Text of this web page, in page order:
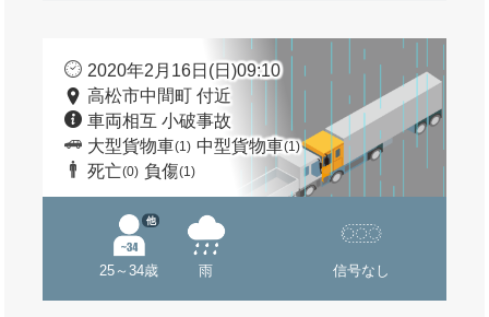
2020年2月16日(日)09:10
高松市中間町 付近
車両相互 小破事故
大型貨物車(1) 中型貨物車(1)
死亡(0) 負傷(1)
25～34歳
他
雨 信号なし